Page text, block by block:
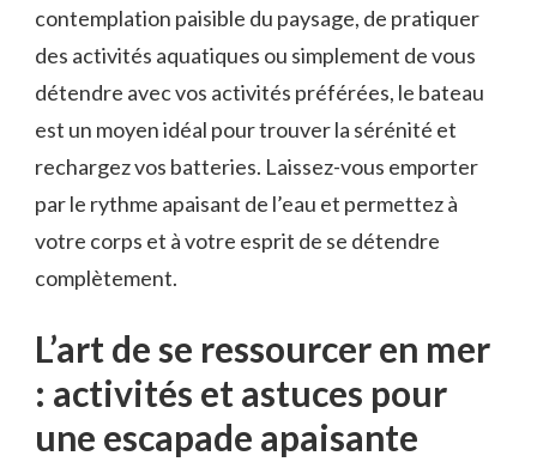
contemplation paisible du paysage, de pratiquer
⁣des activités aquatiques ou simplement de vous
détendre avec vos activités préférées, le bateau
est un moyen idéal pour trouver la sérénité et
rechargez vos batteries. Laissez-vous emporter​
par le rythme apaisant de l’eau et permettez à
votre corps et à votre esprit de se détendre
complètement.
L’art‍ de se ressourcer en mer
: activités et ‍astuces pour
une escapade apaisante